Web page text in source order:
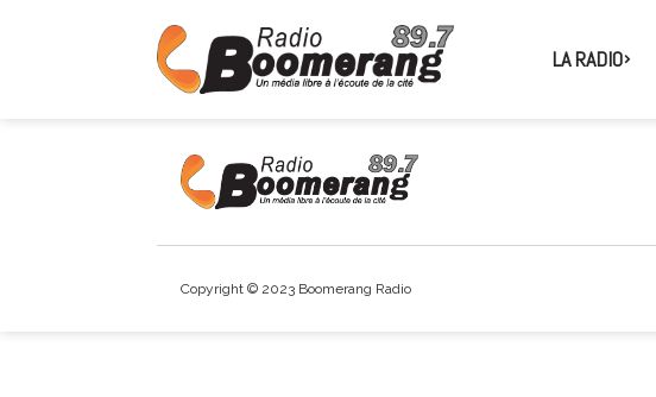
LA RADIO
Copyright © 2023 Boomerang Radio